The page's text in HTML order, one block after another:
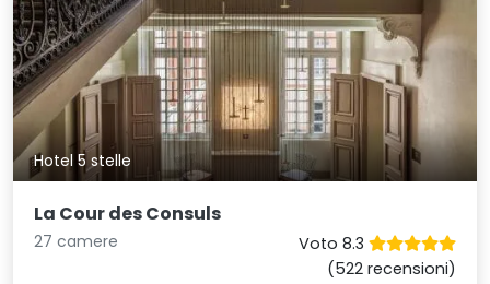
Hotel 5 stelle
La Cour des Consuls
27 camere
Voto 8.3
(522 recensioni)